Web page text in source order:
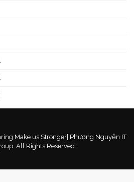
Make us Stronger| Phương Nguyễn IT
All Rights Reserved.